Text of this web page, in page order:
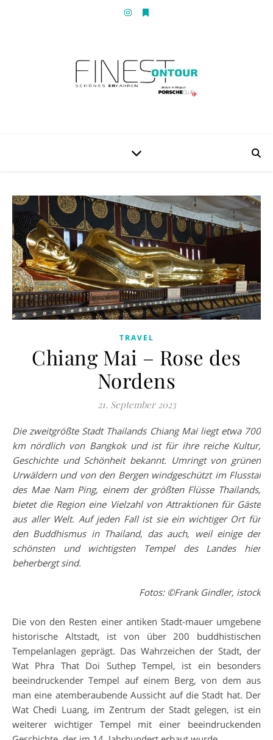
TRAVEL
Chiang Mai – Rose des
Nordens
21. September 2023
Die zweitgrößte Stadt Thailands Chiang Mai liegt etwa 700
km nördlich von Bangkok und ist für ihre reiche Kultur,
Geschichte und Schönheit bekannt. Umringt von grünen
Urwäldern und von den Bergen windgeschützt im Flusstal
des Mae Nam Ping, einem der größten Flüsse Thailands,
bietet die Region eine Vielzahl von Attraktionen für Gäste
aus aller Welt. Auf jeden Fall ist sie ein wichtiger Ort für
den Buddhismus in Thailand, das auch, weil einige der
schönsten und wichtigsten Tempel des Landes hier
beherbergt sind.
Fotos: ©Frank Gindler, istock
Die von den Resten einer antiken Stadt-mauer umgebene
historische Altstadt, ist von über 200 buddhistischen
Tempelanlagen geprägt. Das Wahrzeichen der Stadt, der
Wat Phra That Doi Suthep Tempel, ist ein besonders
beeindruckender Tempel auf einem Berg, von dem aus
man eine atemberaubende Aussicht auf die Stadt hat. Der
Wat Chedi Luang, im Zentrum der Stadt gelegen, ist ein
weiterer wichtiger Tempel mit einer beeindruckenden